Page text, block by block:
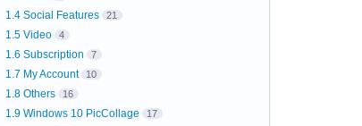
1.4 Social Features 21
1.5 Video 4
1.6 Subscription 7
1.7 My Account 10
1.8 Others 16
1.9 Windows 10 PicCollage 17